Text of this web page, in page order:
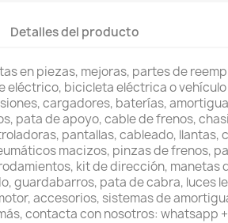
Detalles del producto
en piezas, mejoras, partes de
eléctrico, bicicleta eléctrica o vehículo
cargadores, baterías,
pata de apoyo, cable de frenos,
pantallas, cableado, llantas,
macizos, pinzas de frenos,
kit de dirección, manetas
guardabarros, pata de cabra, luces
accesorios, sistemas de
contacta con nosotros: whatsapp